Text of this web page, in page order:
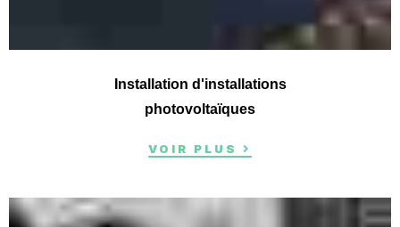
Installation d'installations
photovoltaïques
VOIR PLUS